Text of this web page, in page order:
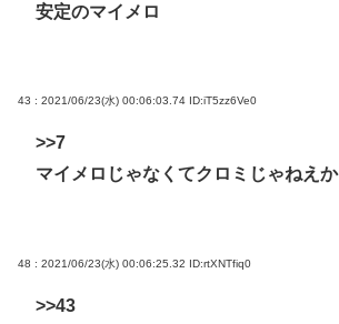
安定のマイメロ
43 : 2021/06/23(水) 00:06:03.74 ID:iT5zz6Ve0
>>7
マイメロじゃなくてクロミじゃねえか
48 : 2021/06/23(水) 00:06:25.32 ID:rtXNTfiq0
>>43